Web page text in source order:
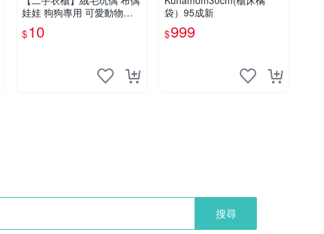
娃娃 狗狗專用 可愛動物系
列 耐咬耐磨玩具 玩偶 粉紅
熊寵物玩具 1120929
$10
袋）95成新
$999
搜尋